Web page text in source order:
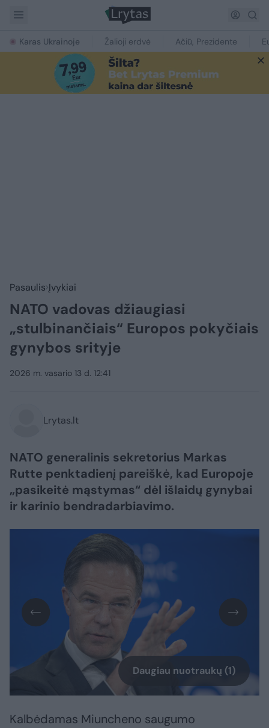
Karas Ukrainoje Žalioji erdvė Ačiū, Prezidente
Pasaulis Įvykiai
NATO vadovas džiaugiasi
„stulbinančiais“ Europos pokyčiais
gynybos srityje
2026 m. vasario 13 d. 12:41
Lrytas.lt
NATO generalinis sekretorius Markas
Rutte penktadienį pareiškė, kad Europoje
„pasikeitė mąstymas“ dėl išlaidų gynybai
ir karinio bendradarbiavimo.
Daugiau nuotraukų (1)
Kalbėdamas Miuncheno saugumo